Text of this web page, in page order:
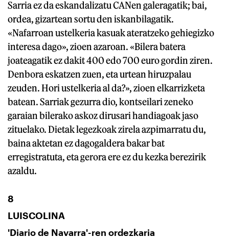
Sarria ez da eskandalizatu CANen galeragatik; bai,
ordea, gizartean sortu den iskanbilagatik.
«Nafarroan ustelkeria kasuak ateratzeko gehiegizko
interesa dago», zioen azaroan. «Bilera batera
joateagatik ez dakit 400 edo 700 euro gordin ziren.
Denbora eskatzen zuen, eta urtean hiruzpalau
zeuden. Hori ustelkeria al da?», zioen elkarrizketa
batean. Sarriak gezurra dio, kontseilari zeneko
garaian bilerako askoz dirusari handiagoak jaso
zituelako. Dietak legezkoak zirela azpimarratu du,
baina aktetan ez dagogaldera bakar bat
erregistratuta, eta gerora ere ez du kezka berezirik
azaldu.
8
LUISCOLINA
'Diario de Navarra'-ren ordezkaria